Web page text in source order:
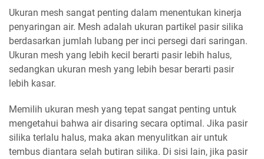
Ukuran mesh sangat penting dalam menentukan kinerja
penyaringan air. Mesh adalah ukuran partikel pasir silika
berdasarkan jumlah lubang per inci persegi dari saringan.
Ukuran mesh yang lebih kecil berarti pasir lebih halus,
sedangkan ukuran mesh yang lebih besar berarti pasir
lebih kasar.
Memilih ukuran mesh yang tepat sangat penting untuk
mengetahui bahwa air disaring secara optimal. Jika pasir
silika terlalu halus, maka akan menyulitkan air untuk
tembus diantara selah butiran silika. Di sisi lain, jika pasir